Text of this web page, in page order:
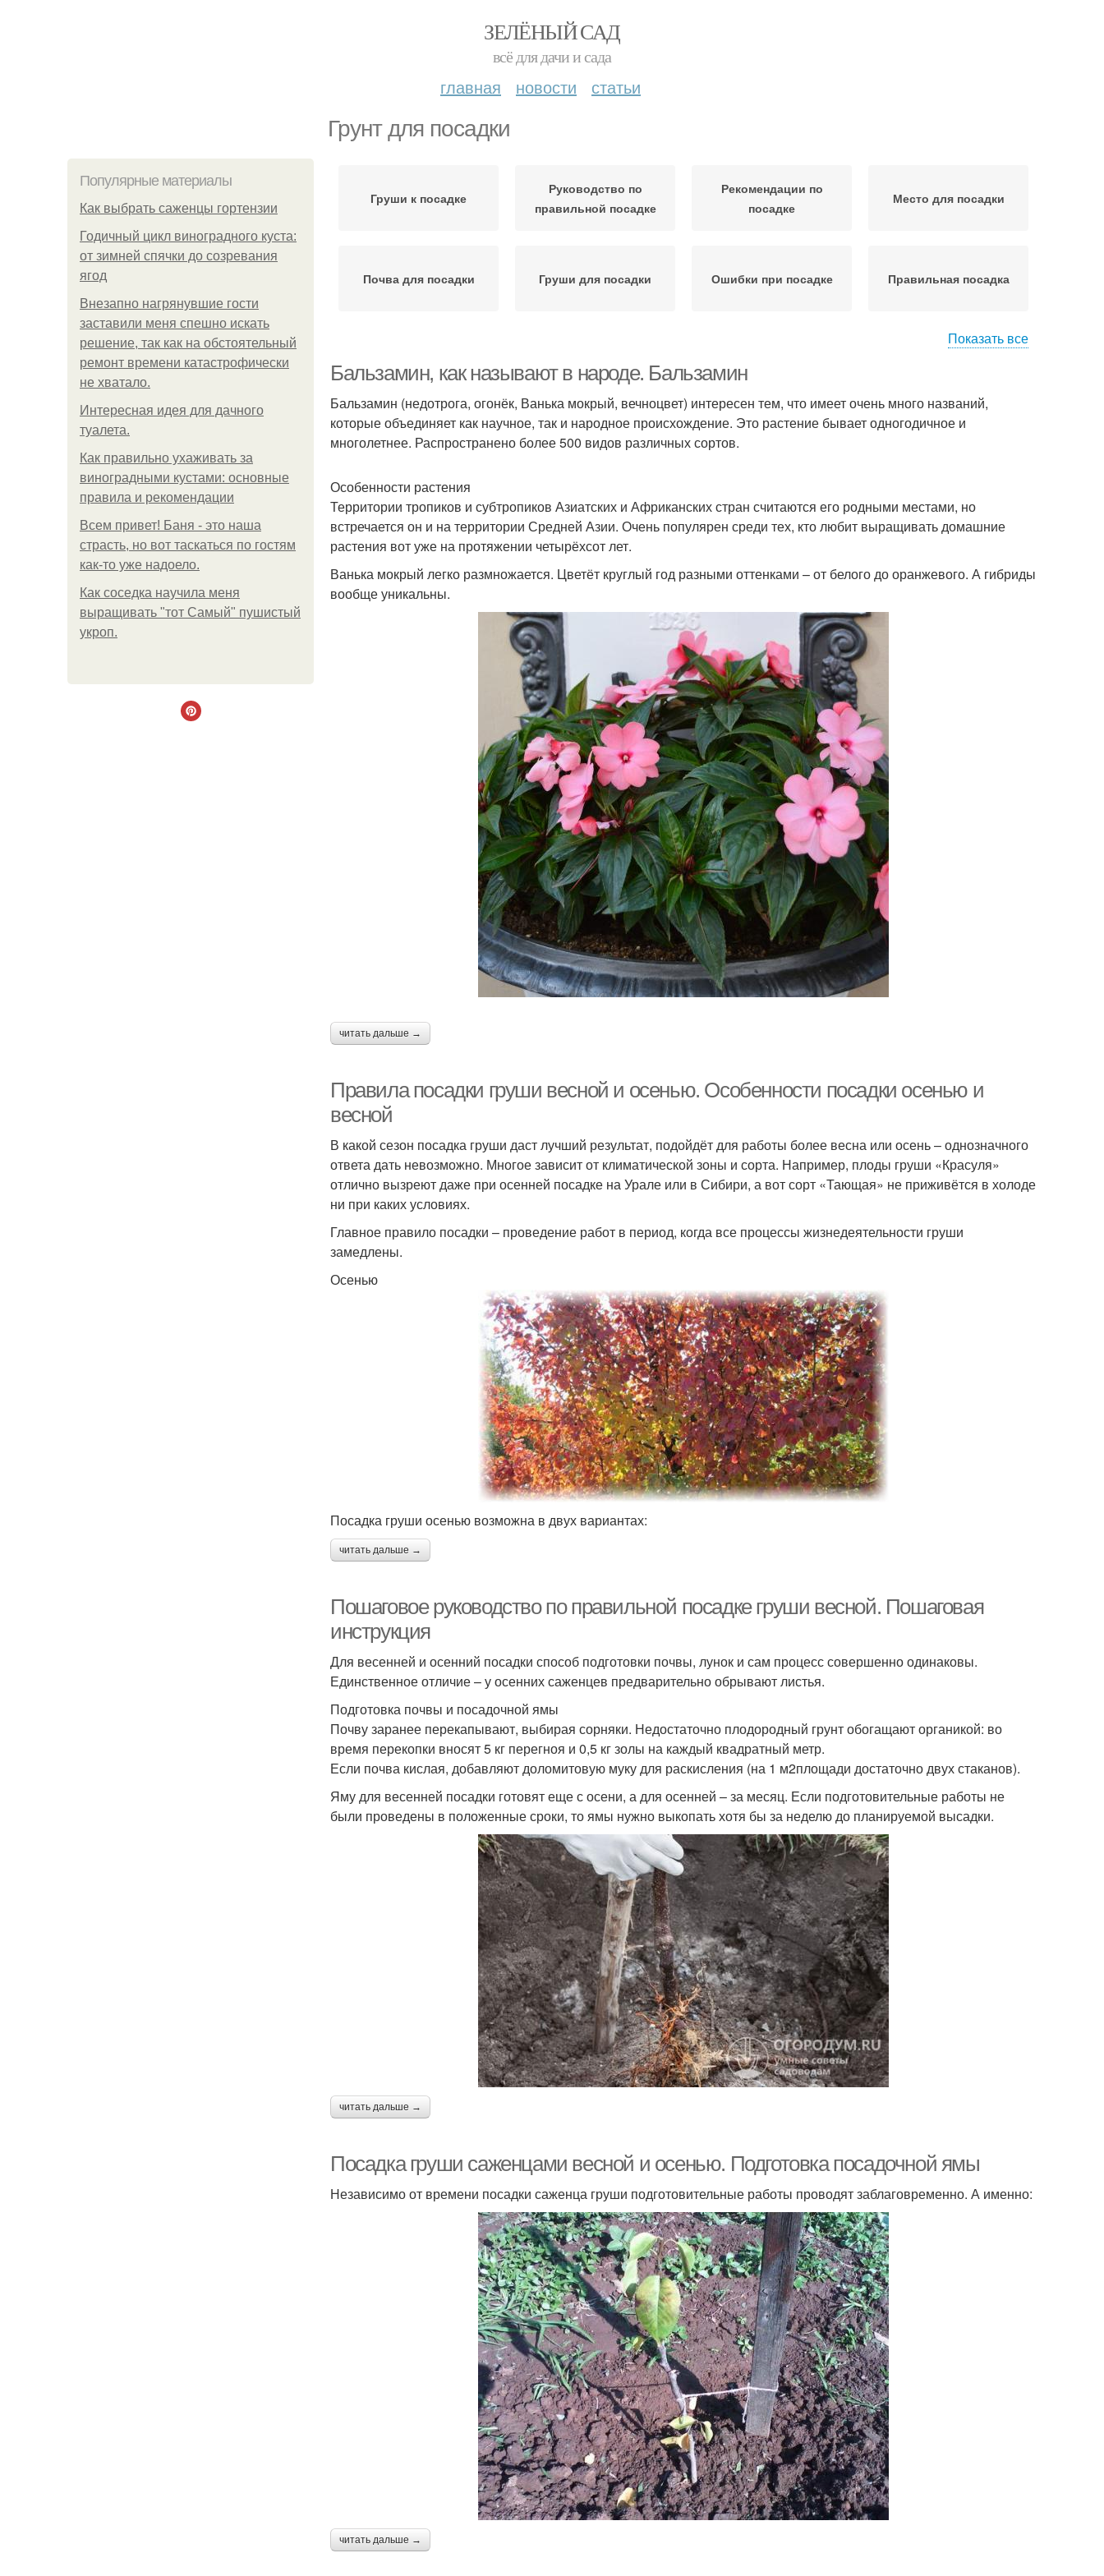
ЗЕЛЁНЫЙ САД
всё для дачи и сада
главная новости статьи
Грунт для посадки
Популярные материалы
Как выбрать саженцы гортензии
Годичный цикл виноградного куста:
от зимней спячки до созревания
ягод
Внезапно нагрянувшие гости
заставили меня спешно искать
решение, так как на обстоятельный
ремонт времени катастрофически
не хватало.
Интересная идея для дачного
туалета.
Как правильно ухаживать за
виноградными кустами: основные
правила и рекомендации
Всем привет! Баня - это наша
страсть, но вот таскаться по гостям
как-то уже надоело.
Как соседка научила меня
выращивать "тот Самый" пушистый
укроп.
Груши к посадке
Руководство по
правильной посадке
Рекомендации по
посадке
Место для посадки
Почва для посадки Груши для посадки Ошибки при посадке Правильная посадка
Показать все
Бальзамин, как называют в народе. Бальзамин
Бальзамин (недотрога, огонёк, Ванька мокрый, вечноцвет) интересен тем, что имеет очень много названий,
которые объединяет как научное, так и народное происхождение. Это растение бывает одногодичное и
многолетнее. Распространено более 500 видов различных сортов.
Особенности растения
Территории тропиков и субтропиков Азиатских и Африканских стран считаются его родными местами, но
встречается он и на территории Средней Азии. Очень популярен среди тех, кто любит выращивать домашние
растения вот уже на протяжении четырёхсот лет.
Ванька мокрый легко размножается. Цветёт круглый год разными оттенками – от белого до оранжевого. А гибриды
вообще уникальны.
читать дальше →
Правила посадки груши весной и осенью. Особенности посадки осенью и
весной
В какой сезон посадка груши даст лучший результат, подойдёт для работы более весна или осень – однозначного
ответа дать невозможно. Многое зависит от климатической зоны и сорта. Например, плоды груши «Красуля»
отлично вызреют даже при осенней посадке на Урале или в Сибири, а вот сорт «Тающая» не приживётся в холоде
ни при каких условиях.
Главное правило посадки – проведение работ в период, когда все процессы жизнедеятельности груши
замедлены.
Осенью
Посадка груши осенью возможна в двух вариантах:
читать дальше →
Пошаговое руководство по правильной посадке груши весной. Пошаговая
инструкция
Для весенней и осенний посадки способ подготовки почвы, лунок и сам процесс совершенно одинаковы.
Единственное отличие – у осенних саженцев предварительно обрывают листья.
Подготовка почвы и посадочной ямы
Почву заранее перекапывают, выбирая сорняки. Недостаточно плодородный грунт обогащают органикой: во
время перекопки вносят 5 кг перегноя и 0,5 кг золы на каждый квадратный метр.
Если почва кислая, добавляют доломитовую муку для раскисления (на 1 м2площади достаточно двух стаканов).
Яму для весенней посадки готовят еще с осени, а для осенней – за месяц. Если подготовительные работы не
были проведены в положенные сроки, то ямы нужно выкопать хотя бы за неделю до планируемой высадки.
читать дальше →
Посадка груши саженцами весной и осенью. Подготовка посадочной ямы
Независимо от времени посадки саженца груши подготовительные работы проводят заблаговременно. А именно:
читать дальше →